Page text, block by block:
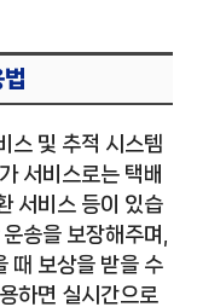
스 및 추적 시스템
서비스로는 택배
서비스 등이 있습
송을 보장해주며,
때 보상을 받을 수
하면 실시간으로